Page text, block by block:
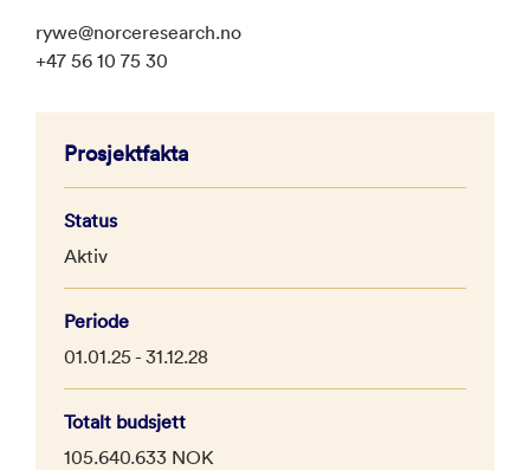
rywe@norceresearch.no
+47 56 10 75 30
Prosjektfakta
Status
Aktiv
Periode
01.01.25 - 31.12.28
Totalt budsjett
105.640.633 NOK